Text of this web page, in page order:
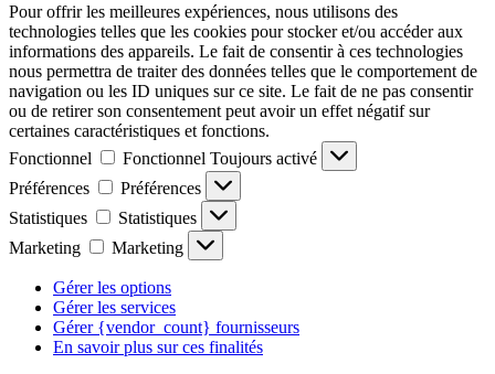
Pour offrir les meilleures expériences, nous utilisons des
technologies telles que les cookies pour stocker et/ou accéder aux
informations des appareils. Le fait de consentir à ces technologies
nous permettra de traiter des données telles que le comportement de
navigation ou les ID uniques sur ce site. Le fait de ne pas consentir
ou de retirer son consentement peut avoir un effet négatif sur
certaines caractéristiques et fonctions.
Fonctionnel
Fonctionnel Toujours activé
Préférences
Préférences
Statistiques
Statistiques
Marketing
Marketing
Gérer les options
Gérer les services
Gérer {vendor_count} fournisseurs
En savoir plus sur ces finalités